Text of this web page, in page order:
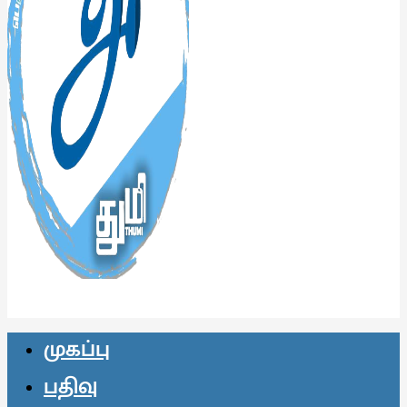
முகப்பு
பதிவு